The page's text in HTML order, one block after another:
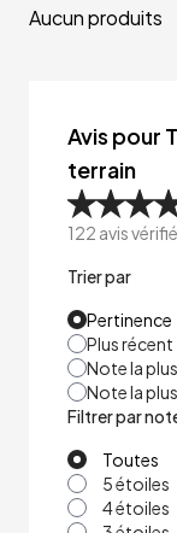
Aucun produits
Avis pour
terrain
122 avis
Trier par
Pertinence
Plus récent
Note la
Note la
Filtrer par
Toutes
5 étoiles
4 étoiles